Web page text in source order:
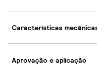
Características
Aprovação e aplicação